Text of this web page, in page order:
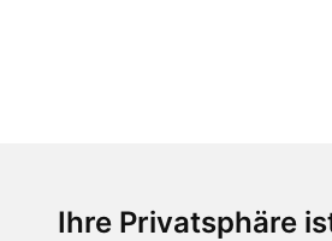
Ihre Privatsphäre